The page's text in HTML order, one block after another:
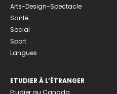
Arts-Design-Spectacle
Santé
Social
Sport
Langues
ETUDIER À L’ÉTRANGER